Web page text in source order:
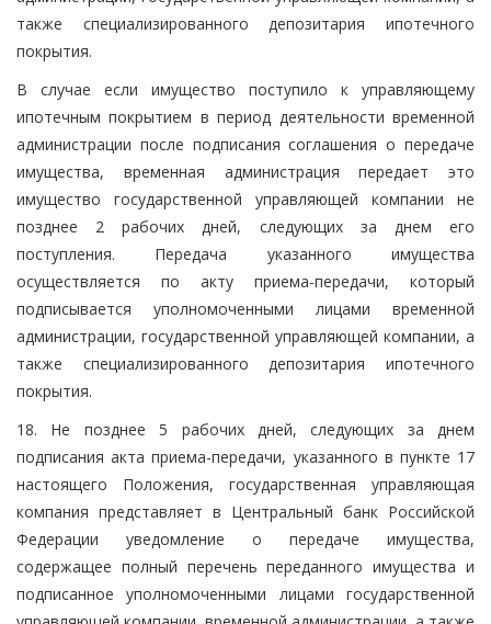
также специализированного депозитария ипотечного
покрытия.
В случае если имущество поступило к управляющему
ипотечным покрытием в период деятельности временной
администрации после подписания соглашения о передаче
имущества, временная администрация передает это
имущество государственной управляющей компании не
позднее 2 рабочих дней, следующих за днем его
поступления. Передача указанного имущества
осуществляется по акту приема-передачи, который
подписывается уполномоченными лицами временной
администрации, государственной управляющей компании, а
также специализированного депозитария ипотечного
покрытия.
18. Не позднее 5 рабочих дней, следующих за днем
подписания акта приема-передачи, указанного в пункте 17
настоящего Положения, государственная управляющая
компания представляет в Центральный банк Российской
Федерации уведомление о передаче имущества,
содержащее полный перечень переданного имущества и
подписанное уполномоченными лицами государственной